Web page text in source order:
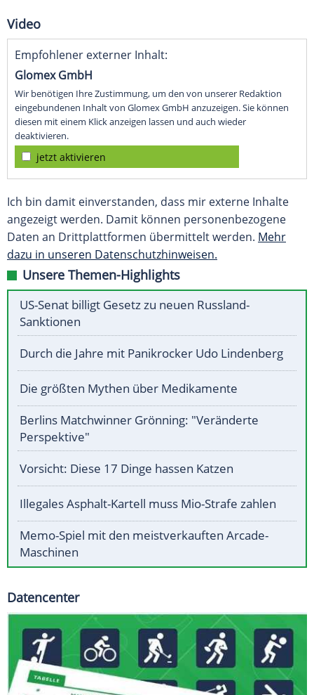
Video
Empfohlener externer Inhalt:
Glomex GmbH
Wir benötigen Ihre Zustimmung, um den von unserer Redaktion
eingebundenen Inhalt von Glomex GmbH anzuzeigen. Sie können
diesen mit einem Klick anzeigen lassen und auch wieder
deaktivieren.
jetzt aktivieren
Ich bin damit einverstanden, dass mir externe Inhalte
angezeigt werden. Damit können personenbezogene
Daten an Drittplattformen übermittelt werden. Mehr
dazu in unseren Datenschutzhinweisen.
Unsere Themen-Highlights
US-Senat billigt Gesetz zu neuen Russland-
Sanktionen
Durch die Jahre mit Panikrocker Udo Lindenberg
Die größten Mythen über Medikamente
Berlins Matchwinner Grönning: "Veränderte
Perspektive"
Vorsicht: Diese 17 Dinge hassen Katzen
Illegales Asphalt-Kartell muss Mio-Strafe zahlen
Memo-Spiel mit den meistverkauften Arcade-
Maschinen
Datencenter